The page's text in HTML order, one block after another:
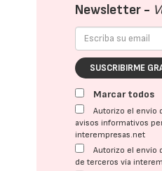
Newsletter -
SUSCRIBIRME
Marcar todos
Autorizo el envío
avisos informativos
interempresas.net
Autorizo el envío
de terceros vía